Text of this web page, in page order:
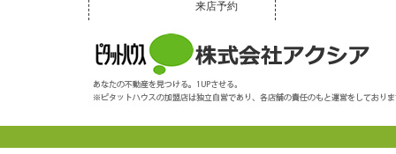
来店予約